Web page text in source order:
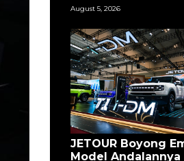
August 5, 2026
JETOUR Boyong
Model Andalannya